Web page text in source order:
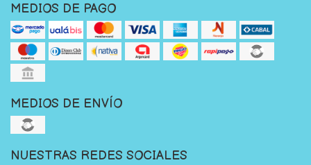
MEDIOS DE PAGO
MEDIOS DE ENVÍO
NUESTRAS REDES SOCIALES